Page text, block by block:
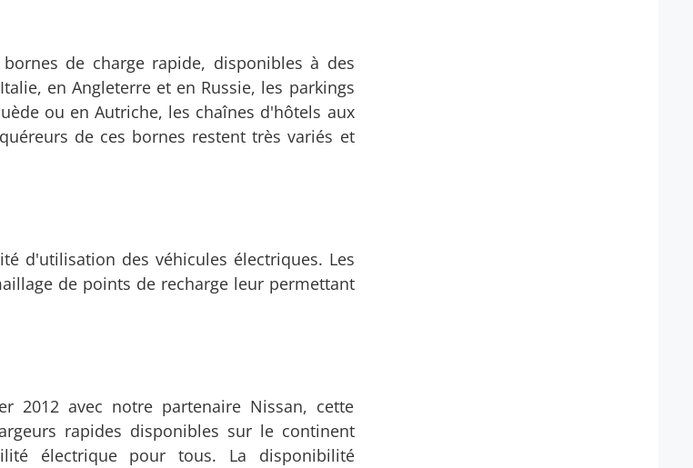
de charge rapide, disponibles à des
en Angleterre et en Russie, les parkings
ou en Autriche, les chaînes d'hôtels aux
de ces bornes restent très variés et
d'utilisation des véhicules électriques. Les
de points de recharge leur permettant
2012 avec notre partenaire Nissan, cette
rapides disponibles sur le continent
électrique pour tous. La disponibilité